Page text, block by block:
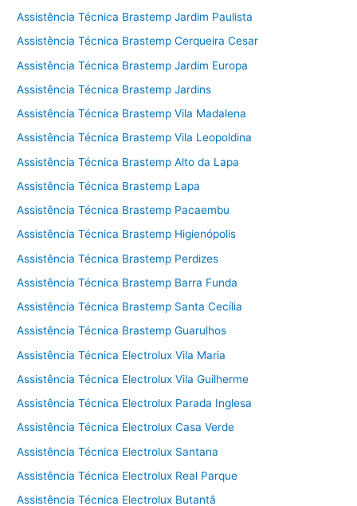
Assistência Técnica Brastemp Jardim Paulista
Assistência Técnica Brastemp Cerqueira Cesar
Assistência Técnica Brastemp Jardim Europa
Assistência Técnica Brastemp Jardins
Assistência Técnica Brastemp Vila Madalena
Assistência Técnica Brastemp Vila Leopoldina
Assistência Técnica Brastemp Alto da Lapa
Assistência Técnica Brastemp Lapa
Assistência Técnica Brastemp Pacaembu
Assistência Técnica Brastemp Higienópolis
Assistência Técnica Brastemp Perdizes
Assistência Técnica Brastemp Barra Funda
Assistência Técnica Brastemp Santa Cecília
Assistência Técnica Brastemp Guarulhos
Assistência Técnica Electrolux Vila Maria
Assistência Técnica Electrolux Vila Guilherme
Assistência Técnica Electrolux Parada Inglesa
Assistência Técnica Electrolux Casa Verde
Assistência Técnica Electrolux Santana
Assistência Técnica Electrolux Real Parque
Assistência Técnica Electrolux Butantã